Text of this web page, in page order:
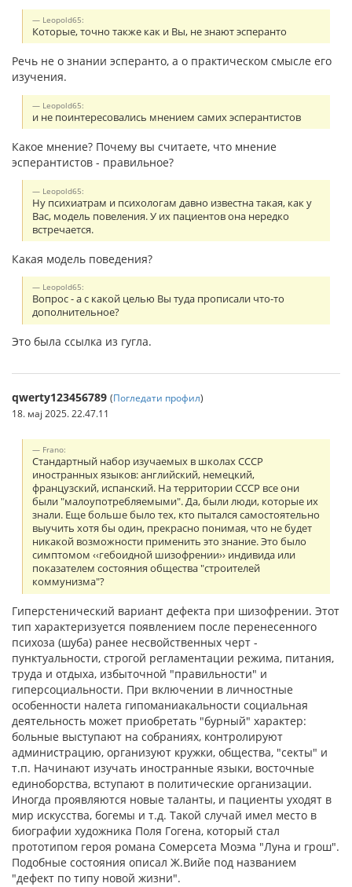
Leopold65:
Которые, точно также как и Вы, не знают эсперанто
Речь не о знании эсперанто, а о практическом смысле его
изучения.
Leopold65:
и не поинтересовались мнением самих эсперантистов
Какое мнение? Почему вы считаете, что мнение
эсперантистов - правильное?
Leopold65:
Ну психиатрам и психологам давно известна такая, как у
Вас, модель повеления. У их пациентов она нередко
встречается.
Какая модель поведения?
Leopold65:
Вопрос - а с какой целью Вы туда прописали что-то
дополнительное?
Это была ссылка из гугла.
qwerty123456789 (Погледати профил)
18. мај 2025. 22.47.11
Frano:
Стандартный набор изучаемых в школах СССР
иностранных языков: английский, немецкий,
французский, испанский. На территории СССР все они
были "малоупотребляемыми". Да, были люди, которые их
знали. Еще больше было тех, кто пытался самостоятельно
выучить хотя бы один, прекрасно понимая, что не будет
никакой возможности применить это знание. Это было
симптомом ‹‹гебоидной шизофрении›› индивида или
показателем состояния общества "строителей
коммунизма"?
Гиперстенический вариант дефекта при шизофрении. Этот
тип харак­теризуется появлением после перенесенного
психоза (шуба) ранее несвойственных черт -
пунктуальности, строгой регла­ментации режима, питания,
труда и отдыха, избыточной "пра­вильности" и
гиперсоциальности. При включении в лич­ностные
особенности налета гипоманиакальности социальная
деятельность может приобретать "бурный" характер:
больные выступают на собраниях, контролируют
администрацию, организуют кружки, общества, "секты" и
т.п. Начинают изучать иностранные языки, восточные
единоборства, вступа­ют в политические организации.
Иногда проявляются новые таланты, и пациенты уходят в
мир искусства, богемы и т.д. Такой случай имел место в
биографии художника Поля Гогена, который стал
прототипом героя романа Сомерсета Моэма "Луна и грош".
Подобные состояния описал Ж.Вийе под названием
"дефект по типу новой жизни".